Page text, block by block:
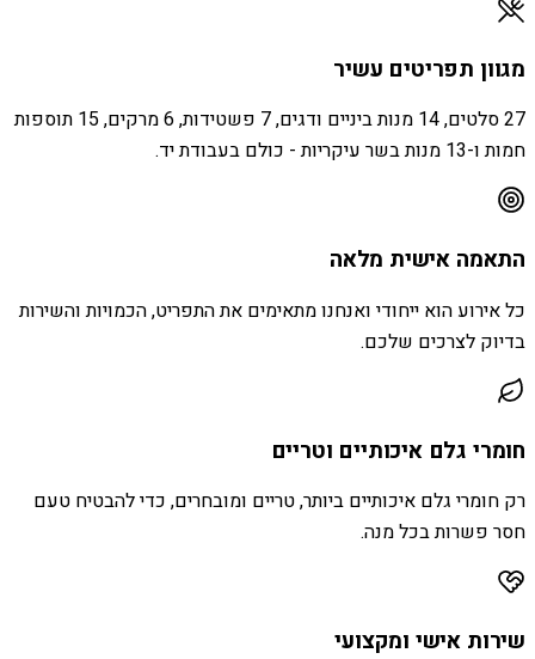
מגוון תפריטים עשיר
27 סלטים, 14 מנות ביניים ודגים, 7 פשטידות, 6 מרקים, 15 תוספות
חמות ו-13 מנות בשר עיקריות - כולם בעבודת יד.
התאמה אישית מלאה
כל אירוע הוא ייחודי ואנחנו מתאימים את התפריט, הכמויות והשירות
בדיוק לצרכים שלכם.
חומרי גלם איכותיים וטריים
רק חומרי גלם איכותיים ביותר, טריים ומובחרים, כדי להבטיח טעם
חסר פשרות בכל מנה.
שירות אישי ומקצועי